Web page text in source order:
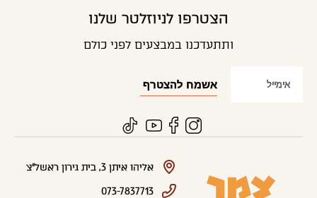
הצטרפו לניוזלטר שלנו
ותתעדכנו במבצעים לפני כולם
אליהו איתן 3, בית גירון ראשל"צ
073-7837713